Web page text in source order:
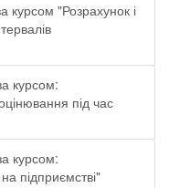
курсом "Розрахунок і
курсом:
під час
курсом:
підприємстві"